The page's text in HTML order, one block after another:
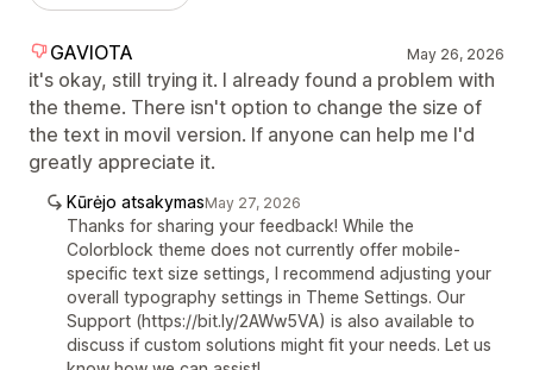
GAVIOTA May 26, 2026
it's okay, still trying it. I already found a problem with
the theme. There isn't option to change the size of
the text in movil version. If anyone can help me I'd
greatly appreciate it.
Kūrėjo atsakymasMay 27, 2026
Thanks for sharing your feedback! While the
Colorblock theme does not currently offer mobile-
specific text size settings, I recommend adjusting your
overall typography settings in Theme Settings. Our
Support (https://bit.ly/2AWw5VA) is also available to
discuss if custom solutions might fit your needs. Let us